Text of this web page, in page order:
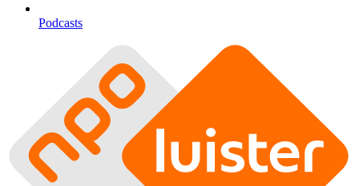
Podcasts